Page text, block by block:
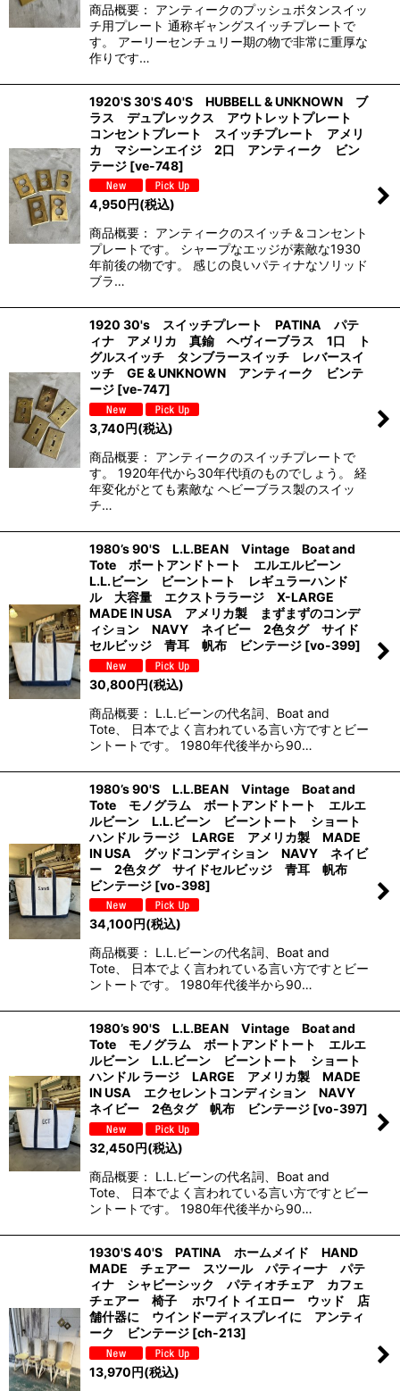
商品概要： アンティークのプッシュボタンスイッ
チ用プレート 通称ギャングスイッチプレートで
す。 アーリーセンチュリー期の物で非常に重厚な
作りです…
1920'S 30'S 40'S HUBBELL & UNKNOWN ブ
ラス デュプレックス アウトレットプレート
コンセントプレート スイッチプレート アメリ
カ マシーンエイジ 2口 アンティーク ビン
テージ [ve-748]
4,950円(税込)
商品概要： アンティークのスイッチ＆コンセント
プレートです。 シャープなエッジが素敵な1930
年前後の物です。 感じの良いパティナなソリッド
ブラ…
1920 30's スイッチプレート PATINA パテ
ィナ アメリカ 真鍮 ヘヴィーブラス 1口 ト
グルスイッチ タンブラースイッチ レバースイ
ッチ GE & UNKNOWN アンティーク ビンテ
ージ [ve-747]
3,740円(税込)
商品概要： アンティークのスイッチプレートで
す。 1920年代から30年代頃のものでしょう。 経
年変化がとても素敵な ヘビーブラス製のスイッ
チ…
1980’s 90'S L.L.BEAN Vintage Boat and
Tote ボートアンドトート エルエルビーン
L.L.ビーン ビーントート レギュラーハンド
ル 大容量 エクストララージ X-LARGE
MADE IN USA アメリカ製 まずまずのコンデ
ィション NAVY ネイビー 2色タグ サイド
セルビッジ 青耳 帆布 ビンテージ [vo-399]
30,800円(税込)
商品概要： L.L.ビーンの代名詞、Boat and
Tote、 日本でよく言われている言い方ですとビー
ントートです。 1980年代後半から90…
1980’s 90'S L.L.BEAN Vintage Boat and
Tote モノグラム ボートアンドトート エルエ
ルビーン L.L.ビーン ビーントート ショート
ハンドル ラージ LARGE アメリカ製 MADE
IN USA グッドコンディション NAVY ネイビ
ー 2色タグ サイドセルビッジ 青耳 帆布
ビンテージ [vo-398]
34,100円(税込)
商品概要： L.L.ビーンの代名詞、Boat and
Tote、 日本でよく言われている言い方ですとビー
ントートです。 1980年代後半から90…
1980’s 90'S L.L.BEAN Vintage Boat and
Tote モノグラム ボートアンドトート エルエ
ルビーン L.L.ビーン ビーントート ショート
ハンドル ラージ LARGE アメリカ製 MADE
IN USA エクセレントコンディション NAVY
ネイビー 2色タグ 帆布 ビンテージ [vo-397]
32,450円(税込)
商品概要： L.L.ビーンの代名詞、Boat and
Tote、 日本でよく言われている言い方ですとビー
ントートです。 1980年代後半から90…
1930'S 40'S PATINA ホームメイド HAND
MADE チェアー スツール パティーナ パテ
ィナ シャビーシック パティオチェア カフェ
チェアー 椅子 ホワイト イエロー ウッド 店
舗什器に ウインドーディスプレイに アンティ
ーク ビンテージ [ch-213]
13,970円(税込)